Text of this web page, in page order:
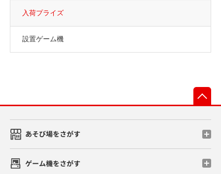
入荷プライズ
設置ゲーム機
あそび場をさがす
ゲーム機をさがす